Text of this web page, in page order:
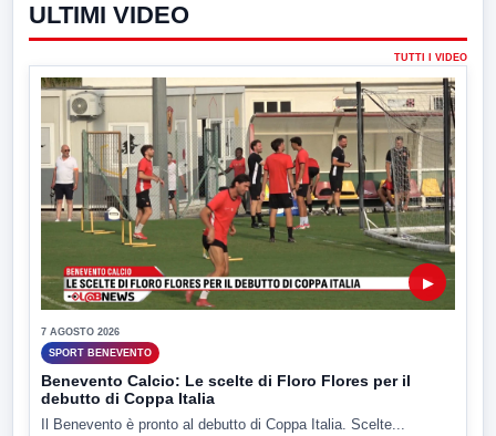
ULTIMI VIDEO
TUTTI I VIDEO
▶
7 AGOSTO 2026
SPORT BENEVENTO
Benevento Calcio: Le scelte di Floro Flores per il
debutto di Coppa Italia
Il Benevento è pronto al debutto di Coppa Italia. Scelte...